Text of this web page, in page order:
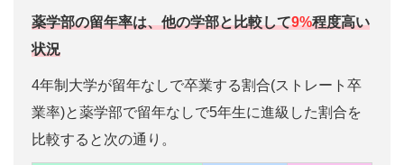
薬学部の留年率は、他の学部と比較して9%程度高い
状況
4年制大学が留年なしで卒業する割合(ストレート卒
業率)と薬学部で留年なしで5年生に進級した割合を
比較すると次の通り。